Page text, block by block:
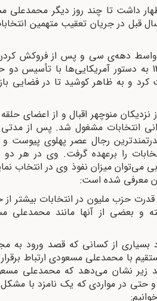
داشت تا چند روز دیگر محمدعلی
مسعودی 2 سال قبل در جریان تعقیب
دهه‌ی سی و پس از فروکش کردن
انگلیسی 28 مرداد 1332 به دستور
کرد و به ظاهر کوشید تا در فضایی
منوچهر اقبال و از اعضای
انتخابات مشغول شد. پس از مدتی
قدرتمندترین رجال عصر پهلوی
را برعهده گرفت. وی در هر دو
میزان نفوذ وی در انتخاب
معرفی شده است:
حزب ملیون در انتخابات بیشتر
و بعضی از آنها مانند محمدعلی
بسیاری از کسانی که قصد ورود به
با محمدعلی مسعودی ارتباط
زیر نشان می‌دهد که محمدعلی
و حتی در مواردی که یک نامزد با